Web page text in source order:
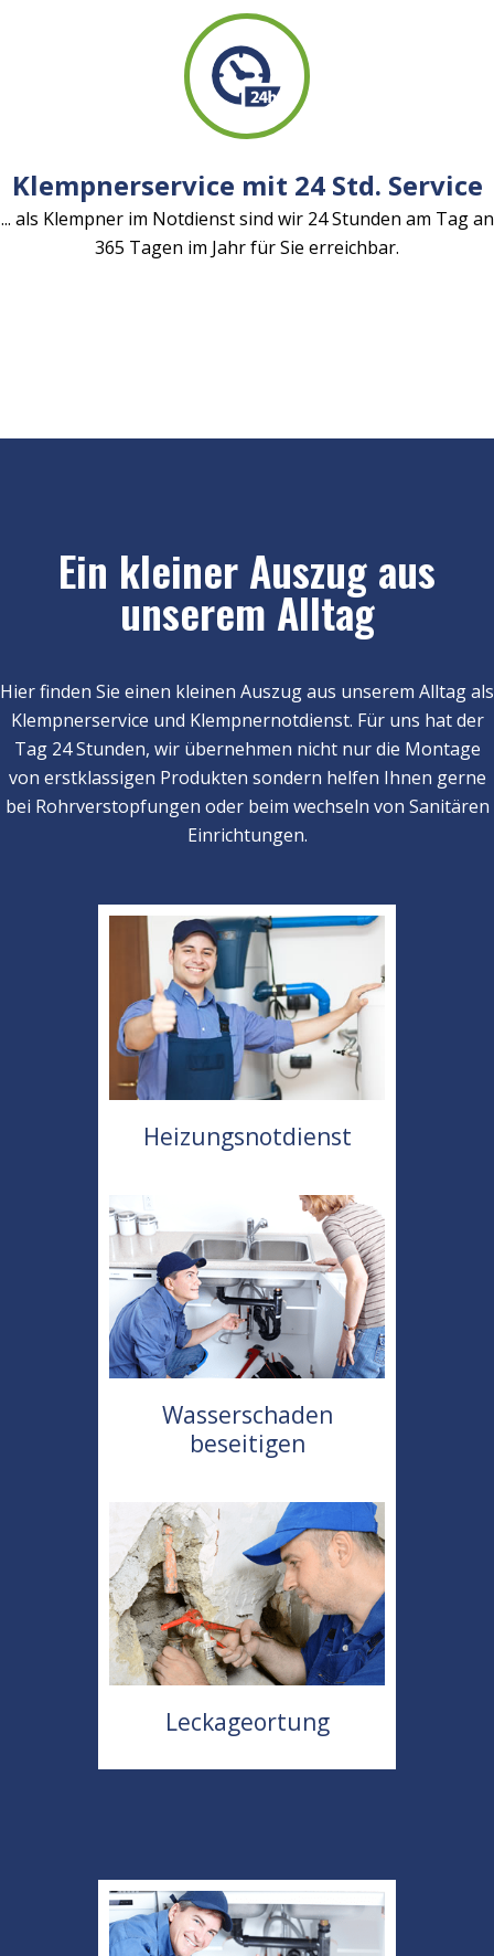
Klempnerservice mit 24 Std. Service
... als Klempner im Notdienst sind wir 24 Stunden am Tag an
365 Tagen im Jahr für Sie erreichbar.
Ein kleiner Auszug aus
unserem Alltag
Hier finden Sie einen kleinen Auszug aus unserem Alltag als
Klempnerservice und Klempnernotdienst. Für uns hat der
Tag 24 Stunden, wir übernehmen nicht nur die Montage
von erstklassigen Produkten sondern helfen Ihnen gerne
bei Rohrverstopfungen oder beim wechseln von Sanitären
Einrichtungen.
Heizungsnotdienst
Wasserschaden
beseitigen
Leckageortung